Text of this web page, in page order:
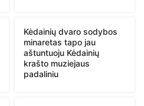
Kėdainių dvaro sodybos
minaretas tapo jau
aštuntuoju Kėdainių
krašto muziejaus
padaliniu